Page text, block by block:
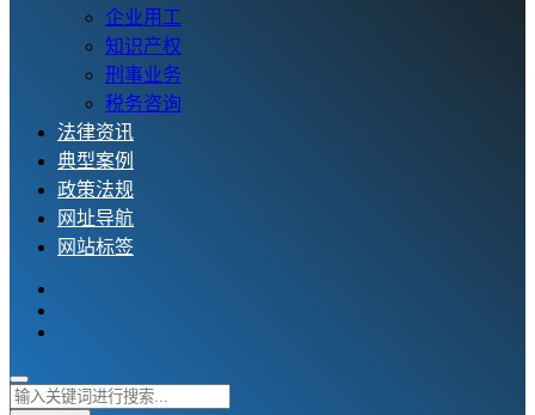
企业用工
知识产权
刑事业务
税务咨询
法律资讯
典型案例
政策法规
网址导航
网站标签